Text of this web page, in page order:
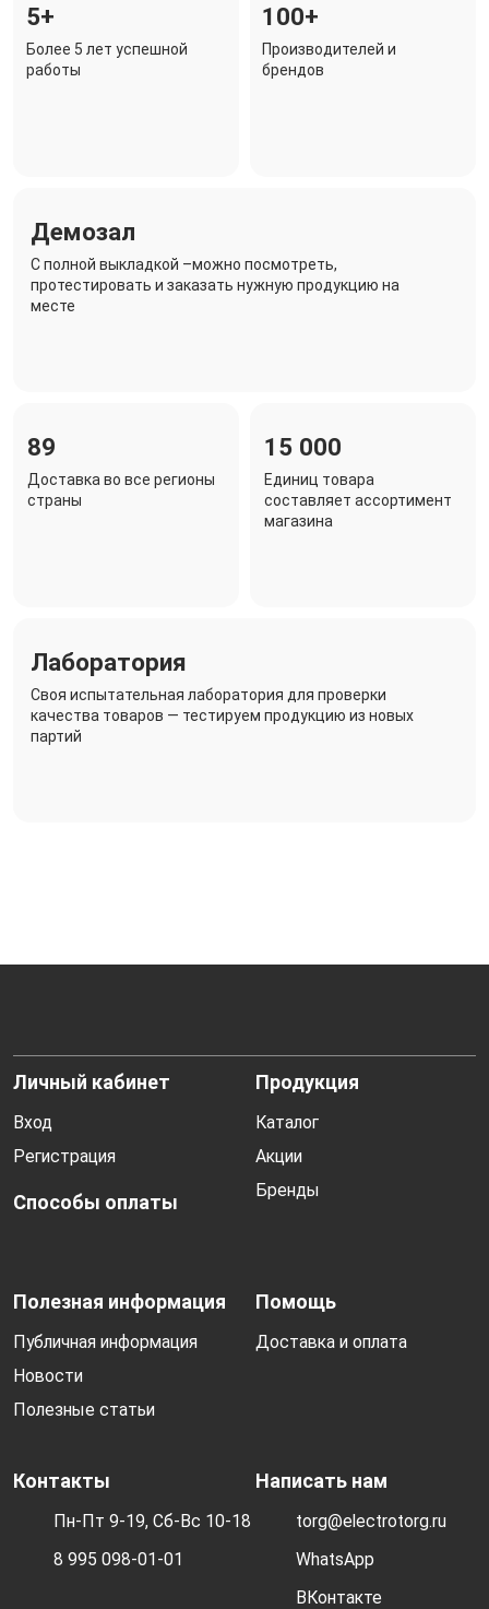
5+
Более 5 лет успешной
работы
100+
Производителей и
брендов
Демозал
C полной выкладкой –можно посмотреть,
протестировать и заказать нужную продукцию на
месте
89
Доставка во все регионы
страны
15 000
Единиц товара
составляет ассортимент
магазина
Лаборатория
Своя испытательная лаборатория для проверки
качества товаров — тестируем продукцию из новых
партий
Личный кабинет
Вход
Регистрация
Способы оплаты
Продукция
Каталог
Акции
Бренды
Полезная информация
Публичная информация
Новости
Полезные статьи
Помощь
Доставка и оплата
Контакты
Пн-Пт 9-19, Сб-Вс 10-18
8 995 098-01-01
Написать нам
torg@electrotorg.ru
WhatsApp
ВКонтакте